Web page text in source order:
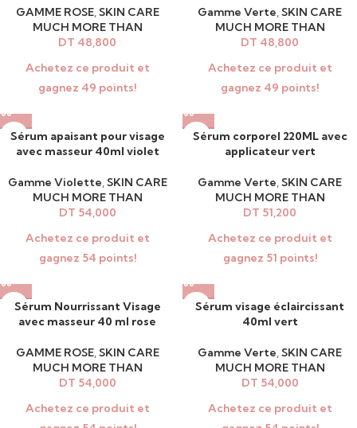
GAMME ROSE,SKIN CARE
MUCH MORE THAN
DT 48,800
Achetez ce produit et
gagnez 49 points!
Gamme Verte,SKIN CARE
MUCH MORE THAN
DT 48,800
Achetez ce produit et
gagnez 49 points!
Sérum apaisant pour visage
avec masseur 40ml violet
Gamme Violette,SKIN CARE
MUCH MORE THAN
DT 54,000
Achetez ce produit et
gagnez 54 points!
Sérum corporel 220ML avec
applicateur vert
Gamme Verte,SKIN CARE
MUCH MORE THAN
DT 51,200
Achetez ce produit et
gagnez 51 points!
Sérum Nourrissant Visage
avec masseur 40 ml rose
GAMME ROSE,SKIN CARE
MUCH MORE THAN
DT 54,000
Achetez ce produit et
Sérum visage éclaircissant
40ml vert
Gamme Verte,SKIN CARE
MUCH MORE THAN
DT 54,000
Achetez ce produit et